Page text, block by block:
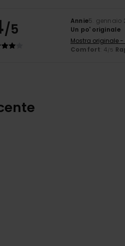
/5 Annie5. gennaio
Un po' originale
Mostra originale -
Comfort: 4/5